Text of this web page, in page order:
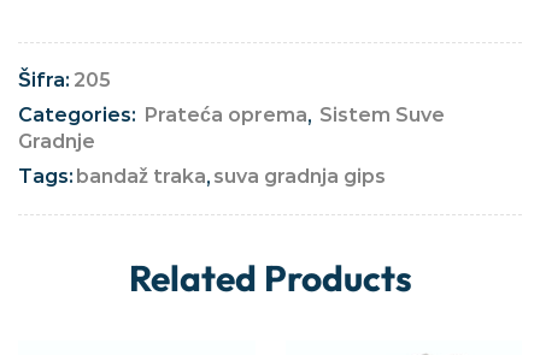
Šifra: 205
Categories: Prateća oprema, Sistem Suve
Gradnje
Tags: bandaž traka, suva gradnja gips
Related Products